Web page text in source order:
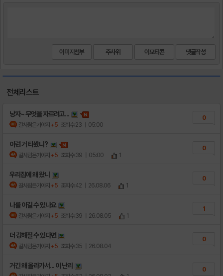
이미지첨부 주사위 이모티콘
전체리스트
낭자~ 무엇을 자르려고...
갈사람은가야지 +5 조회수:23 | 05:00
0
이런 거 타봤니?
갈사람은가야지 +5 조회수:39 | 05:00 1
0
우리집에 왜 왔니
갈사람은가야지 +5 조회수:42 | 26.08.06 1
0
나를 이길 수 있나요
갈사람은가야지 +5 조회수:39 | 26.08.05 1
1
더 강해질 수 있다면
갈사람은가야지 +5 조회수:35 | 26.08.04
0
거긴 왜 올라가서... 이 난리 0